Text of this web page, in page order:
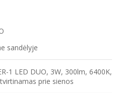
sandėlyje
1 LED DUO, 3W, 300lm, 6400K,
prie sienos